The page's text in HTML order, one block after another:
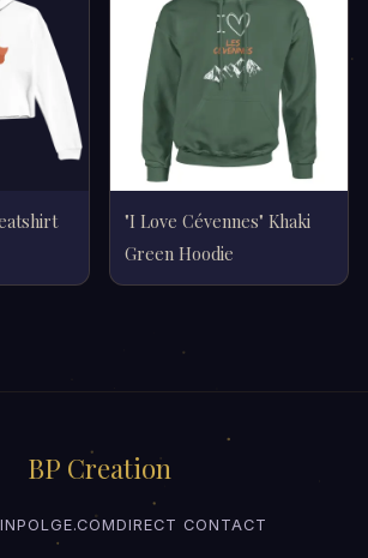
"I Love Cévennes" Khaki
Green Hoodie
BP Creation
DIRECT CONTACT